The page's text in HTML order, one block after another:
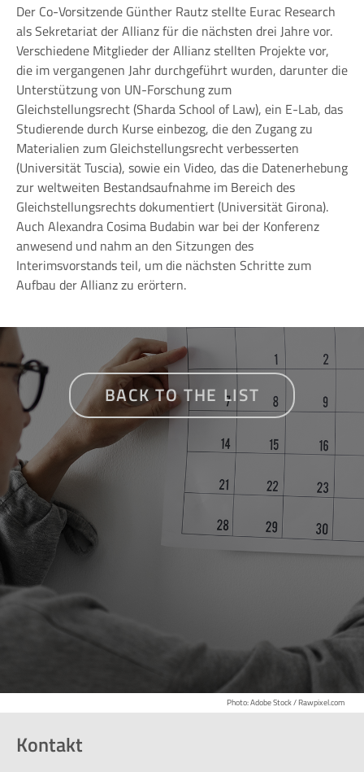
Der Co-Vorsitzende Günther Rautz stellte Eurac Research
als Sekretariat der Allianz für die nächsten drei Jahre vor.
Verschiedene Mitglieder der Allianz stellten Projekte vor,
die im vergangenen Jahr durchgeführt wurden, darunter die
Unterstützung von UN-Forschung zum
Gleichstellungsrecht (Sharda School of Law), ein E-Lab, das
Studierende durch Kurse einbezog, die den Zugang zu
Materialien zum Gleichstellungsrecht verbesserten
(Universität Tuscia), sowie ein Video, das die Datenerhebung
zur weltweiten Bestandsaufnahme im Bereich des
Gleichstellungsrechts dokumentiert (Universität Girona).
Auch Alexandra Cosima Budabin war bei der Konferenz
anwesend und nahm an den Sitzungen des
Interimsvorstands teil, um die nächsten Schritte zum
Aufbau der Allianz zu erörtern.
BACK TO THE LIST
Photo: Adobe Stock / Rawpixel.com
Kontakt